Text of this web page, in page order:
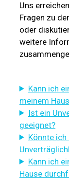
Uns
Fragen zu
oder
weitere
Kann ich
meinem
Ist ein
geeignet?
Könnte
Kann ich
Hause